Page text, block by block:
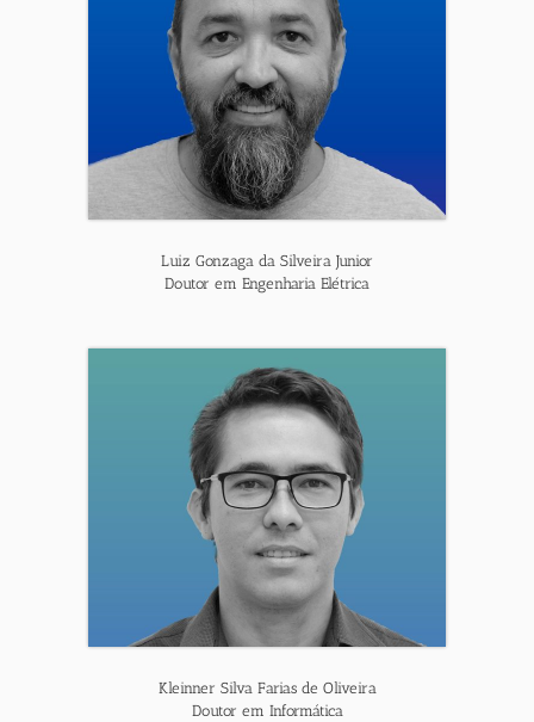
Luiz Gonzaga da Silveira Junior
Doutor em Engenharia Elétrica
Kleinner Silva Farias de Oliveira
Doutor em Informática